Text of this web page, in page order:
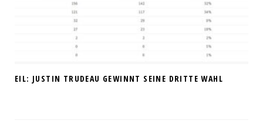
EIL: JUSTIN TRUDEAU GEWINNT SEINE DRITTE WAHL